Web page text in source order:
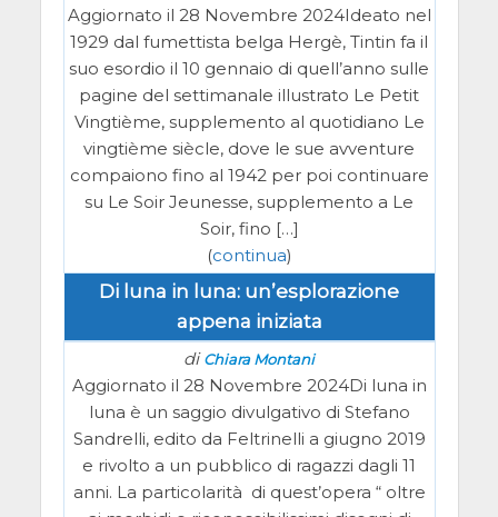
Aggiornato il 28 Novembre 2024Ideato nel
1929 dal fumettista belga Hergè, Tintin fa il
suo esordio il 10 gennaio di quell’anno sulle
pagine del settimanale illustrato Le Petit
Vingtième, supplemento al quotidiano Le
vingtième siècle, dove le sue avventure
compaiono fino al 1942 per poi continuare
su Le Soir Jeunesse, supplemento a Le
Soir, fino […]
(continua)
Di luna in luna: un’esplorazione
appena iniziata
diChiara Montani
Aggiornato il 28 Novembre 2024Di luna in
luna è un saggio divulgativo di Stefano
Sandrelli, edito da Feltrinelli a giugno 2019
e rivolto a un pubblico di ragazzi dagli 11
anni. La particolarità di quest’opera “ oltre